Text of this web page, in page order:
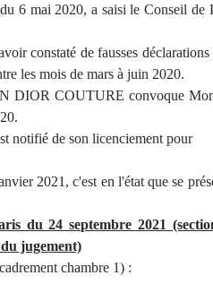
6 mai 2020, a saisi le Conseil de
constaté de fausses
les mois de mars à juin 2020.
DIOR COUTURE convoque
notifié de son licenciement pour
2021, c'est en l'état que se
du 24 septembre 2021
jugement)
chambre 1) :